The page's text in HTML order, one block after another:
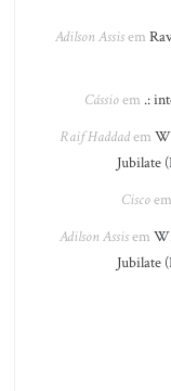
Adilson Assisem
Cássioem .:
Raif Haddadem
Jubilate
Ciscoem
Adilson Assisem
Jubilate